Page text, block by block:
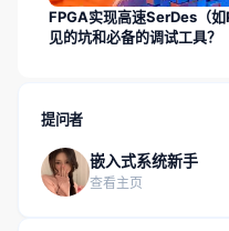
FPGA实现高速SerDes（
见的坑和必备的调试工具？
提问者
嵌入式系统新手
查看主页